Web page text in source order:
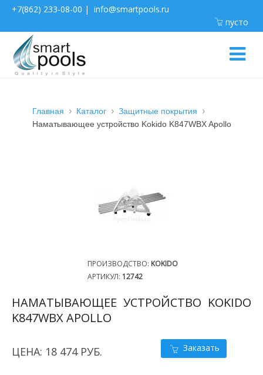
+7(862) 233-08-00 | info@smartpools.ru
пусто
Главная Каталог
Защитные покрытия
Наматывающее устройство Kokido K847WBX Apollo
ПРОИЗВОДСТВО: KOKIDO
АРТИКУЛ: 12742
НАМАТЫВАЮЩЕЕ УСТРОЙСТВО KOKIDO
K847WBX APOLLO
ЦЕНА: 18 474 РУБ. Заказать